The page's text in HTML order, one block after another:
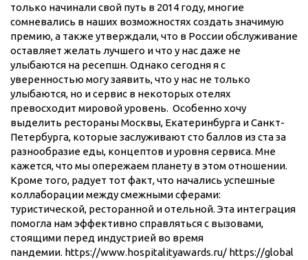
только начинали свой путь в 2014 году, многие
сомневались в наших возможностях создать значимую
премию, а также утверждали, что в России обслуживание
оставляет желать лучшего и что у нас даже не
улыбаются на ресепшн. Однако сегодня я с
уверенностью могу заявить, что у нас не только
улыбаются, но и сервис в некоторых отелях
превосходит мировой уровень. Особенно хочу
выделить рестораны Москвы, Екатеринбурга и Санкт-
Петербурга, которые заслуживают сто баллов из ста за
разнообразие еды, концептов и уровня сервиса. Мне
кажется, что мы опережаем планету в этом отношении.
Кроме того, радует тот факт, что начались успешные
коллаборации между смежными сферами:
туристической, ресторанной и отельной. Эта интеграция
помогла нам эффективно справляться с вызовами,
стоящими перед индустрией во время
пандемии. https://www.hospitalityawards.ru/ https://global